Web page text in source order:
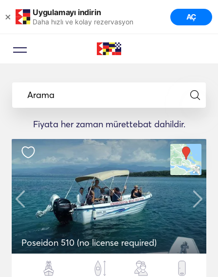
× Uygulamayı indirin
Daha hızlı ve kolay rezervasyon AÇ
Arama
Fiyata her zaman mürettebat dahildir.
Poseidon 510 (no license required)